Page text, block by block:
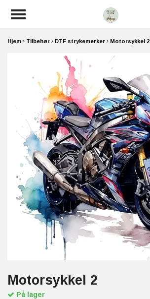
Hjem Tilbehør DTF strykemerker Motorsykkel 2
Motorsykkel 2
På lager